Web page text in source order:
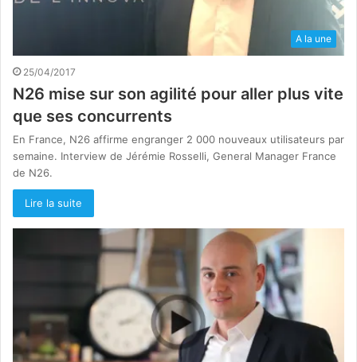
A la une
25/04/2017
N26 mise sur son agilité pour aller plus vite
que ses concurrents
En France, N26 affirme engranger 2 000 nouveaux utilisateurs par
semaine. Interview de Jérémie Rosselli, General Manager France
de N26.
Lire la suite